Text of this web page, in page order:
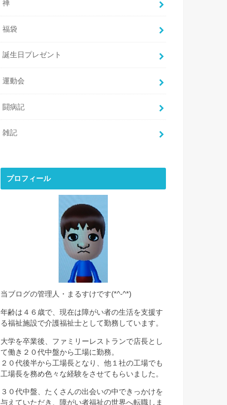
禅
福袋
誕生日プレゼント
運動会
闘病記
雑記
プロフィール
当ブログの管理人・まるすけです(*^-^*)
年齢は４６歳で、現在は障がい者の生活を支援す
る福祉施設で介護福祉士として勤務しています。
大学を卒業後、ファミリーレストランで店長とし
て働き２０代中盤から工場に勤務。
２０代後半から工場長となり、他１社の工場でも
工場長を務め色々な経験をさせてもらいました。
３０代中盤、たくさんの出会いの中できっかけを
与えていただき、障がい者福祉の世界へ転職しま